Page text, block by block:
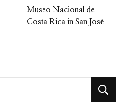
Museo Nacional de
Costa Rica in San José